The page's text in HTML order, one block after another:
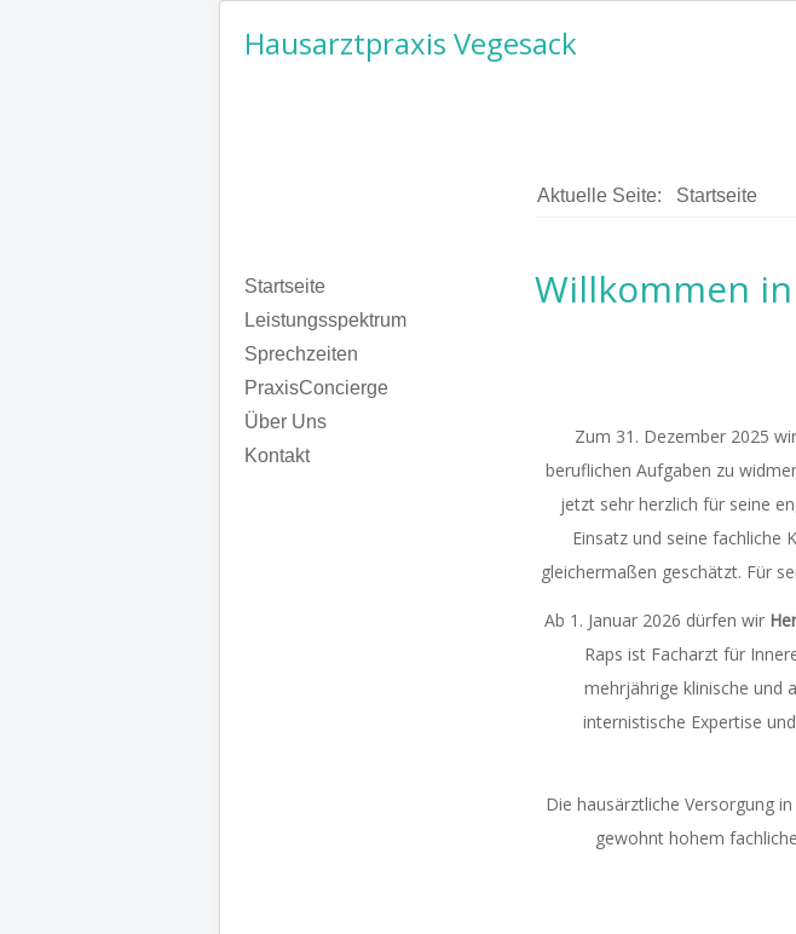
Hausarztpraxis Vegesack
Startseite
Leistungsspektrum
Sprechzeiten
PraxisConcierge
Über Uns
Kontakt
Aktuelle Seite: Startseite
Willkommen
Zum 31. Dezember 2025
beruflichen Aufgaben zu
jetzt sehr herzlich für seine
Einsatz und seine fachliche
gleichermaßen geschätzt. Für
Ab 1. Januar 2026 dürfen wir
Raps ist Facharzt für
mehrjährige klinische und
internistische Expertise
Die hausärztliche Versorgung
gewohnt hohem